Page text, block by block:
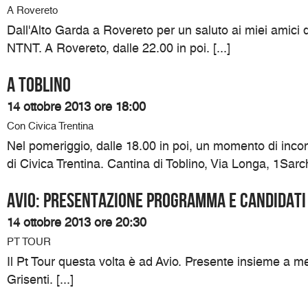
A Rovereto
Dall'Alto Garda a Rovereto per un saluto ai miei amici
NTNT. A Rovereto, dalle 22.00 in poi. [...]
A Toblino
14 ottobre 2013 ore 18:00
Con Civica Trentina
Nel pomeriggio, dalle 18.00 in poi, un momento di
di Civica Trentina. Cantina di Toblino, Via Longa,
Avio: presentazione programma e candidati
14 ottobre 2013 ore 20:30
PT TOUR
Il Pt Tour questa volta è ad Avio. Presente insieme a
Grisenti. [...]